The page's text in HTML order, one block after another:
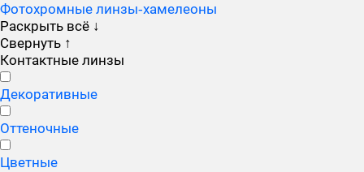
Фотохромные линзы‑хамелеоны
Раскрыть всё ↓
Свернуть ↑
Контактные линзы
Декоративные
Оттеночные
Цветные